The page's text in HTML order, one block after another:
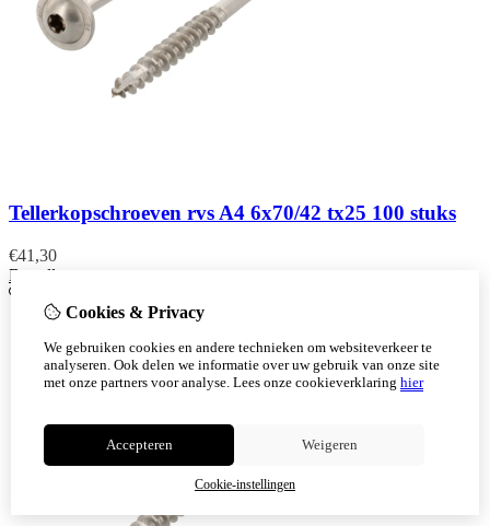
Tellerkopschroeven rvs A4 6x70/42 tx25 100 stuks
€41,30
Bestellen
Cookies & Privacy
We gebruiken cookies en andere technieken om websiteverkeer te
analyseren. Ook delen we informatie over uw gebruik van onze site
met onze partners voor analyse. Lees onze cookieverklaring hier
Accepteren Weigeren
Cookie-instellingen